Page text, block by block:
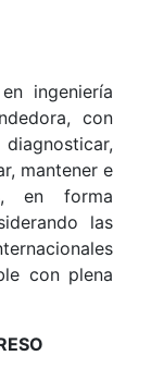
ingeniería
con
mantener e
en forma
las
con plena